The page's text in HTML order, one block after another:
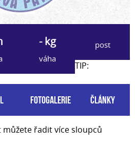
- kg
váha
post
Fotogalerie Články
TIP:
řadit více sloupců